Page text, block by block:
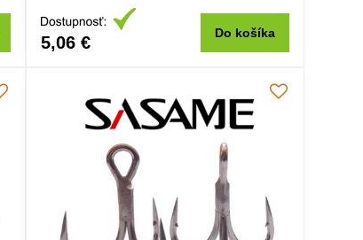
5,06 € Do košíka